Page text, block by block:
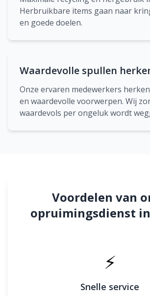
Herbruikbare items gaan naar
en goede doelen.
Waardevolle spullen
Onze ervaren medewerkers
en waardevolle voorwerpen. Wij
waardevols per ongeluk wordt
Voordelen van
opruimingsdienst
⚡
Snelle service